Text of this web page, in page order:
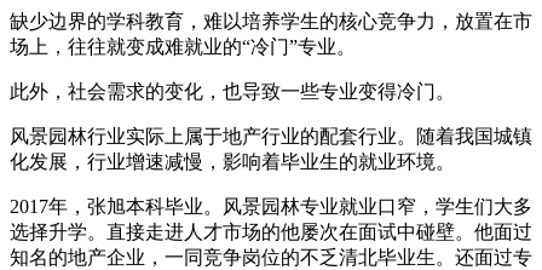
缺少边界的学科教育，难以培养学生的核心竞争力，放置在市
场上，往往就变成难就业的“冷门”专业。
此外，社会需求的变化，也导致一些专业变得冷门。
风景园林行业实际上属于地产行业的配套行业。随着我国城镇
化发展，行业增速减慢，影响着毕业生的就业环境。
2017年，张旭本科毕业。风景园林专业就业口窄，学生们大多
选择升学。直接走进人才市场的他屡次在面试中碰壁。他面过
知名的地产企业，一同竞争岗位的不乏清北毕业生。还面过专